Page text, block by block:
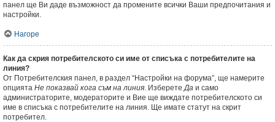
панел ще Ви даде възможност да промените всички Ваши предпочитания и
настройки.
Нагоре
Как да скрия потребителското си име от списъка с потребителите на
линия?
От Потребителския панел, в раздел “Настройки на форума”, ще намерите
опцията Не показвай кога съм на линия. ИзберетеДа и само
администраторите, модераторите и Вие ще виждате потребителското си
име в списъка с потребителите на линия. Ще имате статут на скрит
потребител.